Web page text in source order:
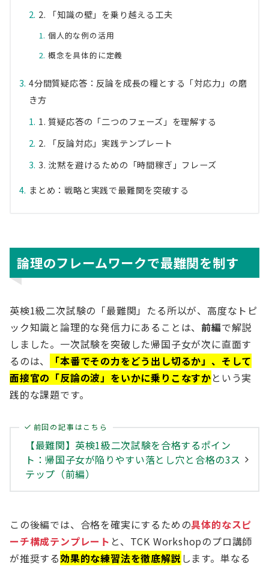
2. 「知識の壁」を乗り越える工夫
個人的な例の活用
概念を具体的に定義
4分間質疑応答：反論を成長の糧とする「対応力」の磨
き方
1. 質疑応答の「二つのフェーズ」を理解する
2. 「反論対応」実践テンプレート
3. 沈黙を避けるための「時間稼ぎ」フレーズ
まとめ：戦略と実践で最難関を突破する
論理のフレームワークで最難関を制す
英検1級二次試験の「最難関」たる所以が、高度なトピ
ック知識と論理的な発信力にあることは、 前編で解説
しました。一次試験を突破した帰国子女が次に直面す
るのは、
「本番でその力をどう出し切るか」、そして
面接官の「反論の波」をいかに乗りこなすかという実
践的な課題です。
前回の記事はこちら
【最難関】英検1級二次試験を合格するポイン
ト：帰国子女が陥りやすい落とし穴と合格の3ス
テップ（前編）
この後編では、合格を確実にするための具体的なスピ
ーチ構成テンプレート と、TCK Workshopのプロ講師
が推奨する効果的な練習法を徹底解説 します。単なる